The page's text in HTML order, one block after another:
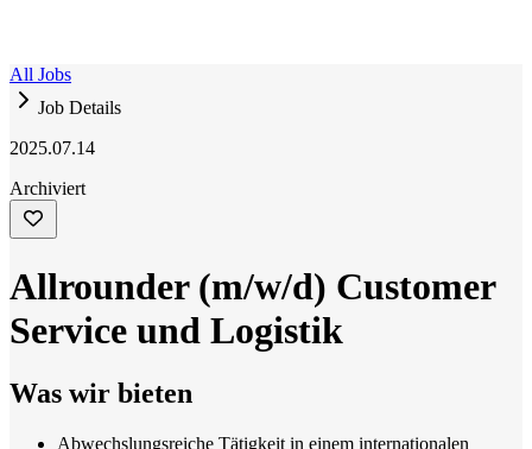
All Jobs
Job Details
2025.07.14
Archiviert
Allrounder (m/w/d) Customer
Service und Logistik
Was wir bieten
Abwechslungsreiche Tätigkeit in einem internationalen